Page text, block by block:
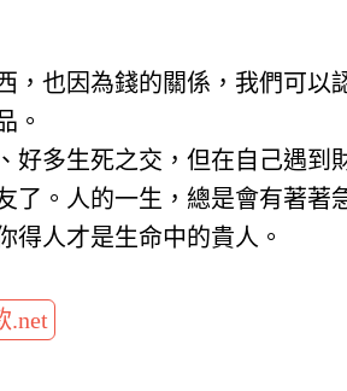
，也因為錢的關係，我們可以
。
好多生死之交，但在自己遇到
了。人的一生，總是會有著著
得人才是生命中的貴人。
.net